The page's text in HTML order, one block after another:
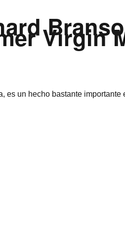
Virgin
es un hecho bastante